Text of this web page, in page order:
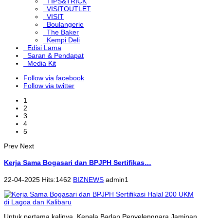
VISITOUTLET
VISIT
Boulangerie
The Baker
Kempi Deli
Edisi Lama
Saran & Pendapat
Media Kit
Follow via facebook
Follow via twitter
1
2
3
4
5
Prev Next
Kerja Sama Bogasari dan BPJPH Sertifikas…
22-04-2025 Hits:1462 BIZNEWS admin1